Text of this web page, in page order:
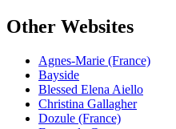
Other Websites
Agnes-Marie (France)
Bayside
Blessed Elena Aiello
Christina Gallagher
Dozule (France)